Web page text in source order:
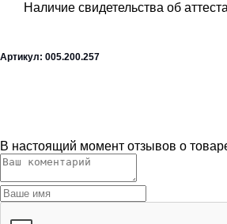
Наличие свидетельства об
Артикул: 005.200.257
В настоящий момент отзывов о